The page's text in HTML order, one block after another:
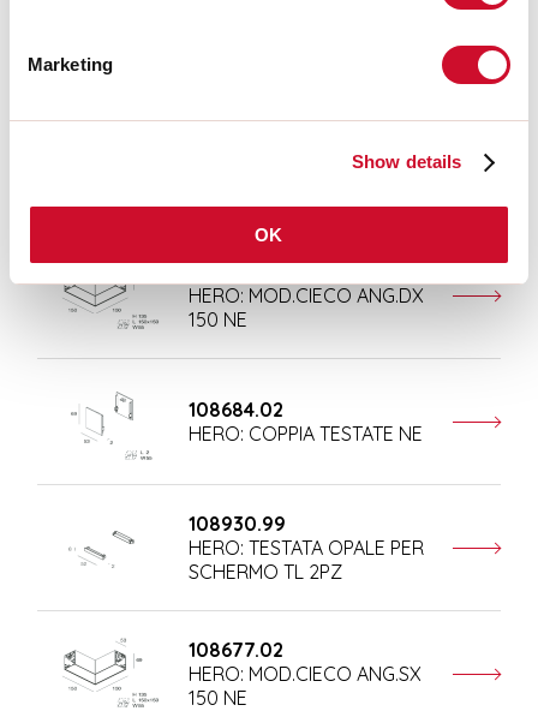
Marketing
Show details
OK
Accessoires complémentaires
108678.02
HERO: MOD.CIECO ANG.DX
150 NE
108684.02
HERO: COPPIA TESTATE NE
108930.99
HERO: TESTATA OPALE PER
SCHERMO TL 2PZ
108677.02
HERO: MOD.CIECO ANG.SX
150 NE